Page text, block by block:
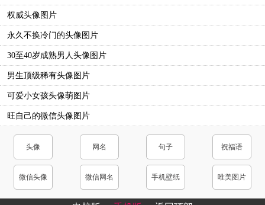
权威头像图片
永久不换冷门的头像图片
30至40岁成熟男人头像图片
男生顶级稀有头像图片
可爱小女孩头像萌图片
旺自己的微信头像图片
头像 网名 句子 祝福语
微信头像 微信网名 手机壁纸 唯美图片